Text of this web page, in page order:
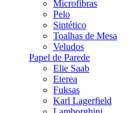
Microfibras
Pelo
Sintético
Toalhas de Mesa
Veludos
Papel de Parede
Elie Saab
Eterea
Fuksas
Karl Lagerfield